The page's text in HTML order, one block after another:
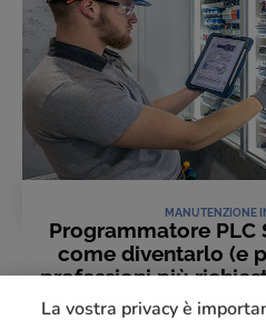
MANUTENZIONE
Programmatore PLC
come diventarlo (e
professioni più
29
La vostra privacy è